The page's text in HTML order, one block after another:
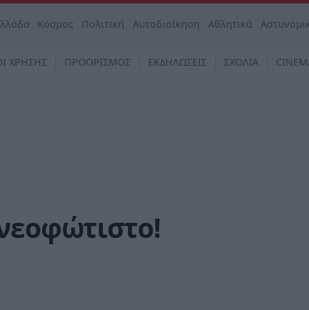
Κόσμος Πολιτική Αυτοδιοίκηση Αθλητικά
ΧΡΗΣΗΣ ΠΡΟΟΡΙΣΜΟΣ ΕΚΔΗΛΩΣΕΙΣ ΣΧΟΛΙΑ